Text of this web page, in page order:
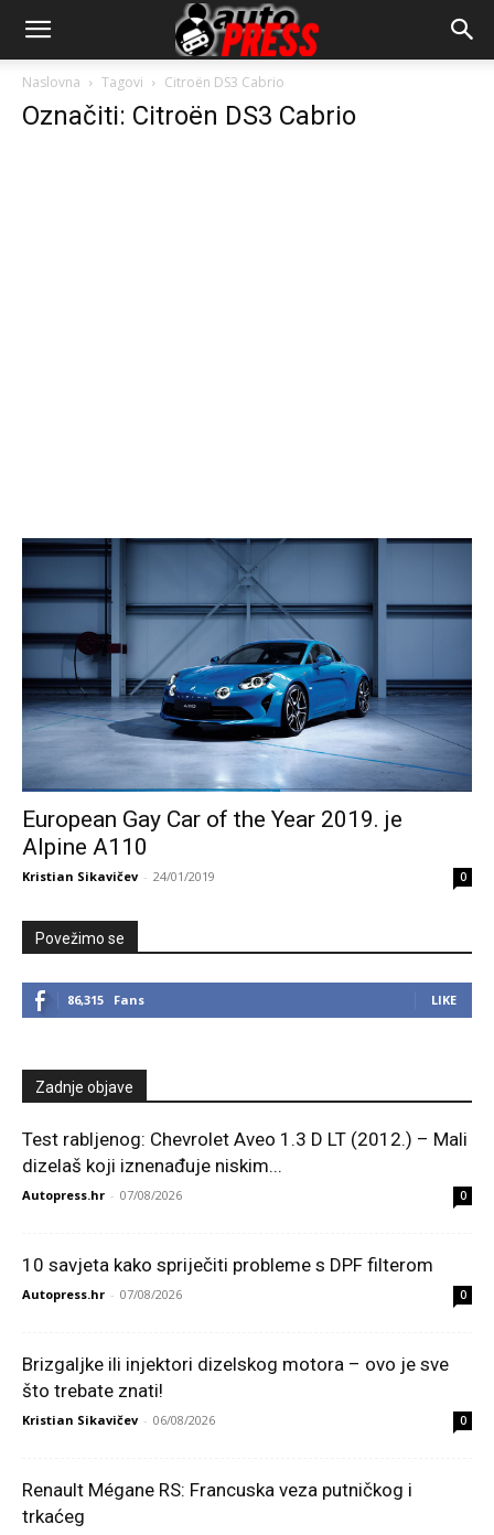
AutopressHR
Naslovna Tagovi Citroën DS3 Cabrio
Označiti: Citroën DS3 Cabrio
European Gay Car of the Year 2019. je
Alpine A110
Kristian Sikavičev - 24/01/2019 0
Povežimo se
86,315 Fans LIKE
Zadnje objave
Test rabljenog: Chevrolet Aveo 1.3 D LT (2012.) – Mali
dizelaš koji iznenađuje niskim...
Autopress.hr - 07/08/2026 0
10 savjeta kako spriječiti probleme s DPF filterom
Autopress.hr - 07/08/2026 0
Brizgaljke ili injektori dizelskog motora – ovo je sve
što trebate znati!
Kristian Sikavičev - 06/08/2026 0
Renault Mégane RS: Francuska veza putničkog i
trkaćeg